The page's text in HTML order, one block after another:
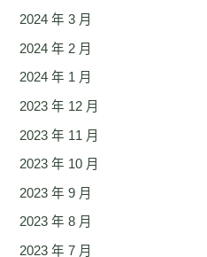
2024 年 3 月
2024 年 2 月
2024 年 1 月
2023 年 12 月
2023 年 11 月
2023 年 10 月
2023 年 9 月
2023 年 8 月
2023 年 7 月